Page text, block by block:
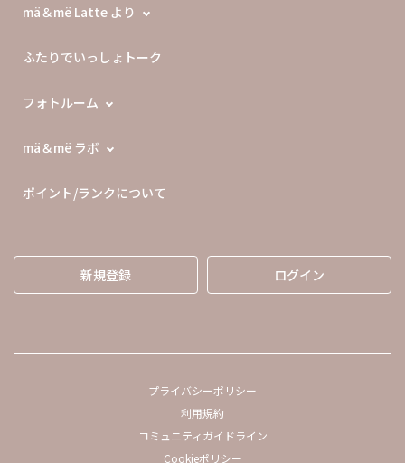
mä＆më Latte より
ふたりでいっしょトーク
フォトルーム
mä＆më ラボ
ポイント/ランクについて
新規登録 ログイン
プライバシーポリシー
利用規約
コミュニティガイドライン
Cookieポリシー